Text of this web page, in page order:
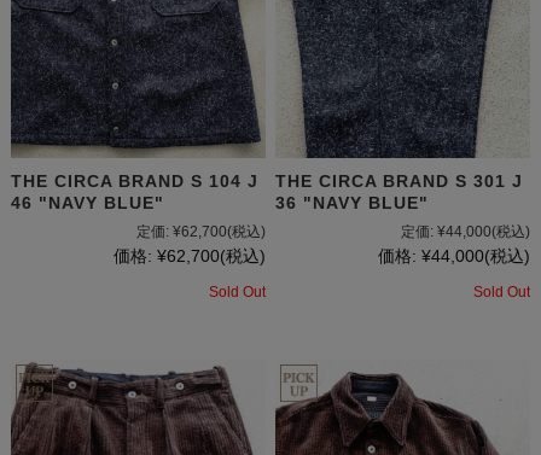
THE CIRCA BRAND S 104 J
46 "NAVY BLUE"
定価: ¥62,700(税込)
価格: ¥62,700(税込)
Sold Out
THE CIRCA BRAND S 301 J
36 "NAVY BLUE"
定価: ¥44,000(税込)
価格: ¥44,000(税込)
Sold Out